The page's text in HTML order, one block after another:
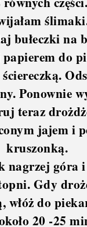
bułeczki na
papierem do
Ponownie
teraz
jajem i
kruszonką.
nagrzej góra i
Gdy
włóż do
20 -25